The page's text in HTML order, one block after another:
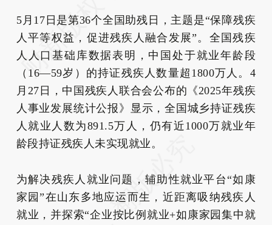
5月17日是第36个全国助残日，主题是“保障残疾
人平等权益，促进残疾人融合发展”。全国残疾
人人口基础库数据表明，中国处于就业年龄段
（16—59岁）的持证残疾人数量超1800万人。4
月27日，中国残疾人联合会公布的《2025年残疾
人事业发展统计公报》显示，全国城乡持证残疾
人就业人数为891.5万人，仍有近1000万就业年
龄段持证残疾人未实现就业。
为解决残疾人就业问题，辅助性就业平台“如康
家园”在山东多地应运而生，近距离吸纳残疾人
就业，并探索“企业按比例就业+如康家园集中就